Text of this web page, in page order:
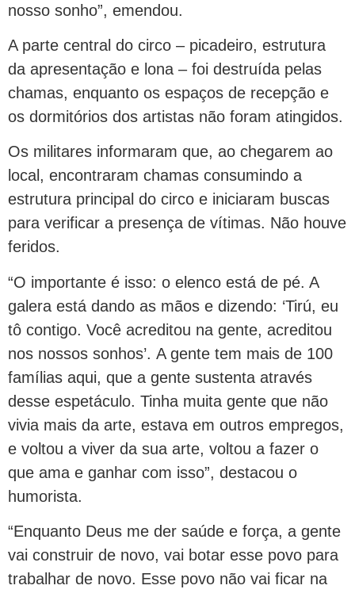
nosso sonho”, emendou.
A parte central do circo – picadeiro, estrutura
da apresentação e lona – foi destruída pelas
chamas, enquanto os espaços de recepção e
os dormitórios dos artistas não foram atingidos.
Os militares informaram que, ao chegarem ao
local, encontraram chamas consumindo a
estrutura principal do circo e iniciaram buscas
para verificar a presença de vítimas. Não houve
feridos.
“O importante é isso: o elenco está de pé. A
galera está dando as mãos e dizendo: ‘Tirú, eu
tô contigo. Você acreditou na gente, acreditou
nos nossos sonhos’. A gente tem mais de 100
famílias aqui, que a gente sustenta através
desse espetáculo. Tinha muita gente que não
vivia mais da arte, estava em outros empregos,
e voltou a viver da sua arte, voltou a fazer o
que ama e ganhar com isso”, destacou o
humorista.
“Enquanto Deus me der saúde e força, a gente
vai construir de novo, vai botar esse povo para
trabalhar de novo. Esse povo não vai ficar na